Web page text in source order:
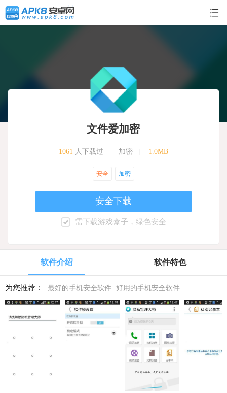
文件爱加密
1061 人下载过 加密 1.0MB
安全 加密
安全下载
需下载游戏盒子，绿色安全
软件介绍 软件特色
为您推荐： 最好的手机安全软件 好用的手机安全软件